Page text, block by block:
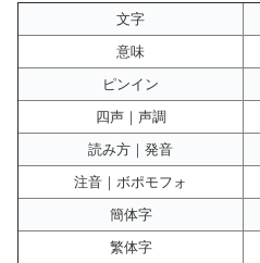
文字
意味
ピンイン
四声｜声調
読み方｜発音
注音｜ボポモフォ
簡体字
繁体字